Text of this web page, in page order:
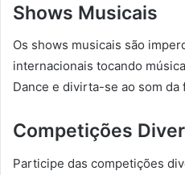
Shows Musicais
Os shows musicais são
internacionais tocando
Dance e divirta-se ao som da
Competições
Participe das competições